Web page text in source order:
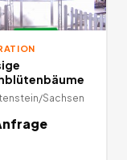
Sachsen